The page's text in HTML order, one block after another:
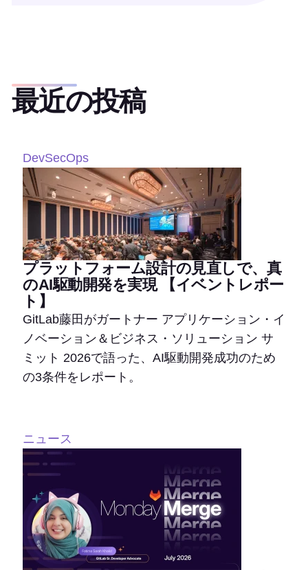
最近の投稿
DevSecOps
プラットフォーム設計の見直しで、真
のAI駆動開発を実現 【イベントレポー
ト】
GitLab藤田がガートナー アプリケーション・イ
ノベーション＆ビジネス・ソリューション サ
ミット 2026で語った、AI駆動開発成功のため
の3条件をレポート。
ニュース